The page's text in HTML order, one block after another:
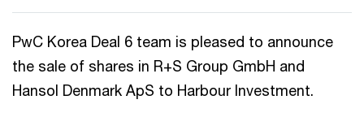
PwC Korea Deal 6 team is pleased to announce
the sale of shares in R+S Group GmbH and
Hansol Denmark ApS to Harbour Investment.